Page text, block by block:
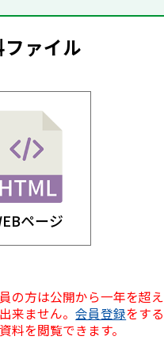
ファイル
ページ
の方は公開から一年を超
来ません。会員登録をす
料を閲覧できます。